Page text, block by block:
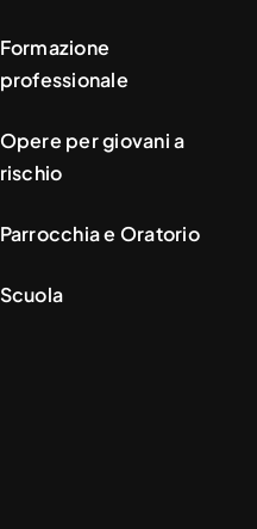
Formazione
professionale
Opere per giovani a
rischio
Parrocchia e Oratorio
Scuola